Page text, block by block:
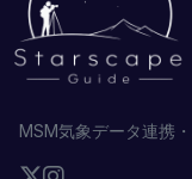
MSM気象データ連携